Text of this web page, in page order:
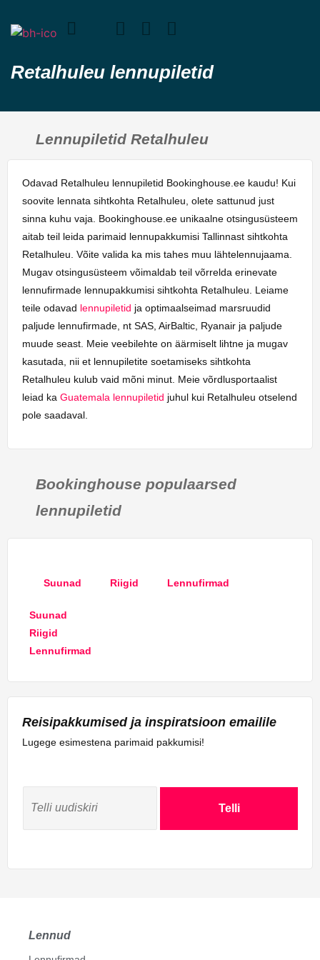
Retalhuleu lennupiletid
Lennupiletid Retalhuleu
Odavad Retalhuleu lennupiletid Bookinghouse.ee kaudu! Kui
soovite lennata sihtkohta Retalhuleu, olete sattunud just
sinna kuhu vaja. Bookinghouse.ee unikaalne otsingusüsteem
aitab teil leida parimaid lennupakkumisi Tallinnast sihtkohta
Retalhuleu. Võite valida ka mis tahes muu lähtelennujaama.
Mugav otsingusüsteem võimaldab teil võrrelda erinevate
lennufirmade lennupakkumisi sihtkohta Retalhuleu. Leiame
teile odavad lennupiletid ja optimaalseimad marsruudid
paljude lennufirmade, nt SAS, AirBaltic, Ryanair ja paljude
muude seast. Meie veebilehte on äärmiselt lihtne ja mugav
kasutada, nii et lennupiletite soetamiseks sihtkohta
Retalhuleu kulub vaid mõni minut. Meie võrdlusportaalist
leiad ka Guatemala lennupiletid juhul kui Retalhuleu otselend
pole saadaval.
Bookinghouse populaarsed
lennupiletid
Suunad Riigid Lennufirmad
Suunad
Riigid
Lennufirmad
Reisipakkumised ja inspiratsioon emailile
Lugege esimestena parimaid pakkumisi!
Telli
Lennud